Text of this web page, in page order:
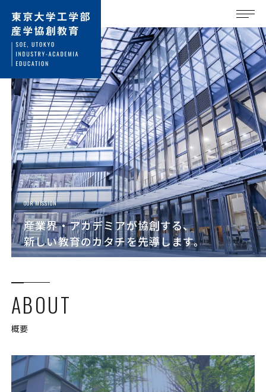
OUR MISSION
産業界・アカデミアが協創する、
新しい教育のカタチを先導します。
ABOUT
概要